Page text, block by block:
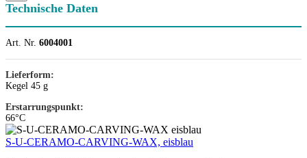
Technische Daten
Art. Nr. 6004001
Lieferform:
Kegel 45 g
Erstarrungspunkt:
66°C
S-U-CERAMO-CARVING-WAX, eisblau